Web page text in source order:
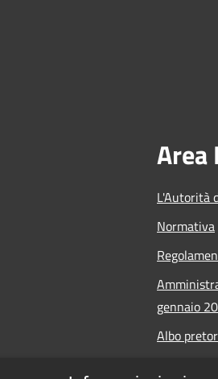
Area
L'Autorità
Normativa
gennaio
Albo